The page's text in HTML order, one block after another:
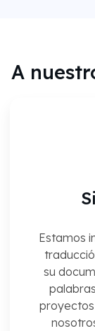
A
Estamos
su